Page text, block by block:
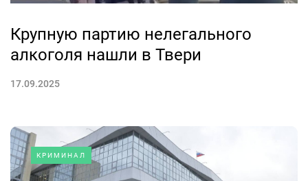
Крупную партию нелегального
алкоголя нашли в Твери
17.09.2025
КРИМИНАЛ